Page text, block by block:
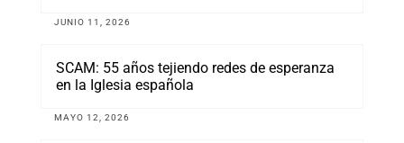
JUNIO 11, 2026
SCAM: 55 años tejiendo redes de esperanza
en la Iglesia española
MAYO 12, 2026